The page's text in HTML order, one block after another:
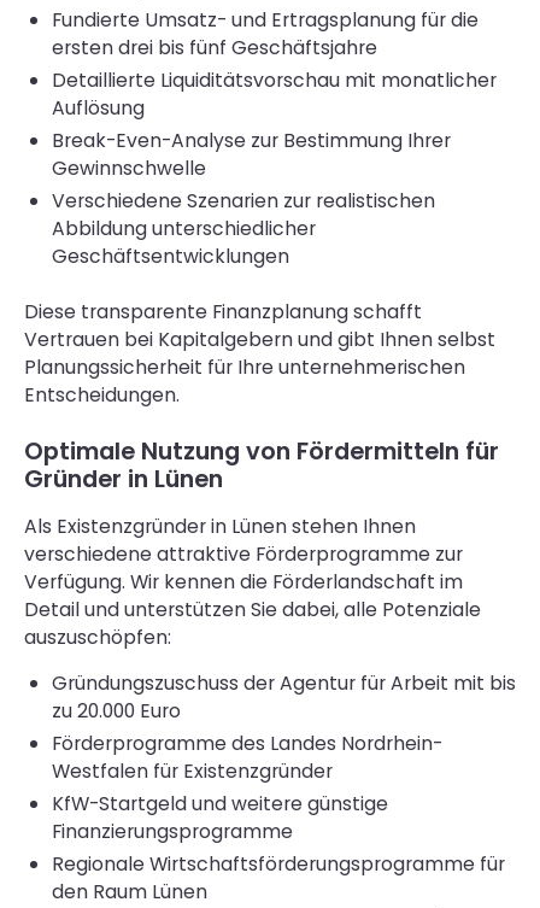
Fundierte Umsatz- und Ertragsplanung für die
ersten drei bis fünf Geschäftsjahre
Detaillierte Liquiditätsvorschau mit monatlicher
Auflösung
Break-Even-Analyse zur Bestimmung Ihrer
Gewinnschwelle
Verschiedene Szenarien zur realistischen
Abbildung unterschiedlicher
Geschäftsentwicklungen
Diese transparente Finanzplanung schafft
Vertrauen bei Kapitalgebern und gibt Ihnen selbst
Planungssicherheit für Ihre unternehmerischen
Entscheidungen.
Optimale Nutzung von Fördermitteln für
Gründer in Lünen
Als Existenzgründer in Lünen stehen Ihnen
verschiedene attraktive Förderprogramme zur
Verfügung. Wir kennen die Förderlandschaft im
Detail und unterstützen Sie dabei, alle Potenziale
auszuschöpfen:
Gründungszuschuss der Agentur für Arbeit mit bis
zu 20.000 Euro
Förderprogramme des Landes Nordrhein-
Westfalen für Existenzgründer
KfW-Startgeld und weitere günstige
Finanzierungsprogramme
Regionale Wirtschaftsförderungsprogramme für
den Raum Lünen